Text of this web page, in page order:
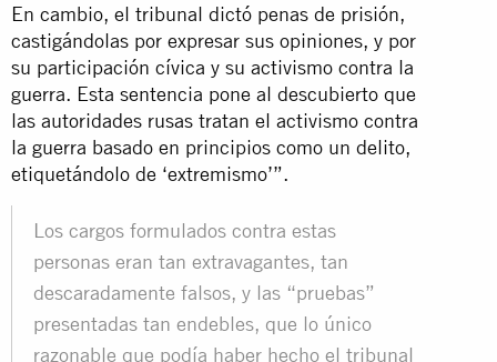
En cambio, el tribunal dictó penas de prisión,
castigándolas por expresar sus opiniones, y por
su participación cívica y su activismo contra la
guerra. Esta sentencia pone al descubierto que
las autoridades rusas tratan el activismo contra
la guerra basado en principios como un delito,
etiquetándolo de ‘extremismo’”.
Los cargos formulados contra estas
personas eran tan extravagantes, tan
descaradamente falsos, y las “pruebas”
presentadas tan endebles, que lo único
razonable que podía haber hecho el tribunal